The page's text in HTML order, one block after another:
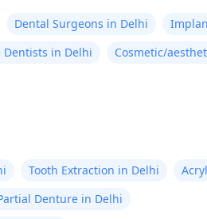
Dental Surgeons in Delhi
Dentists in Delhi
Cosmetic/
Tooth Extraction in Delhi
Denture in Delhi